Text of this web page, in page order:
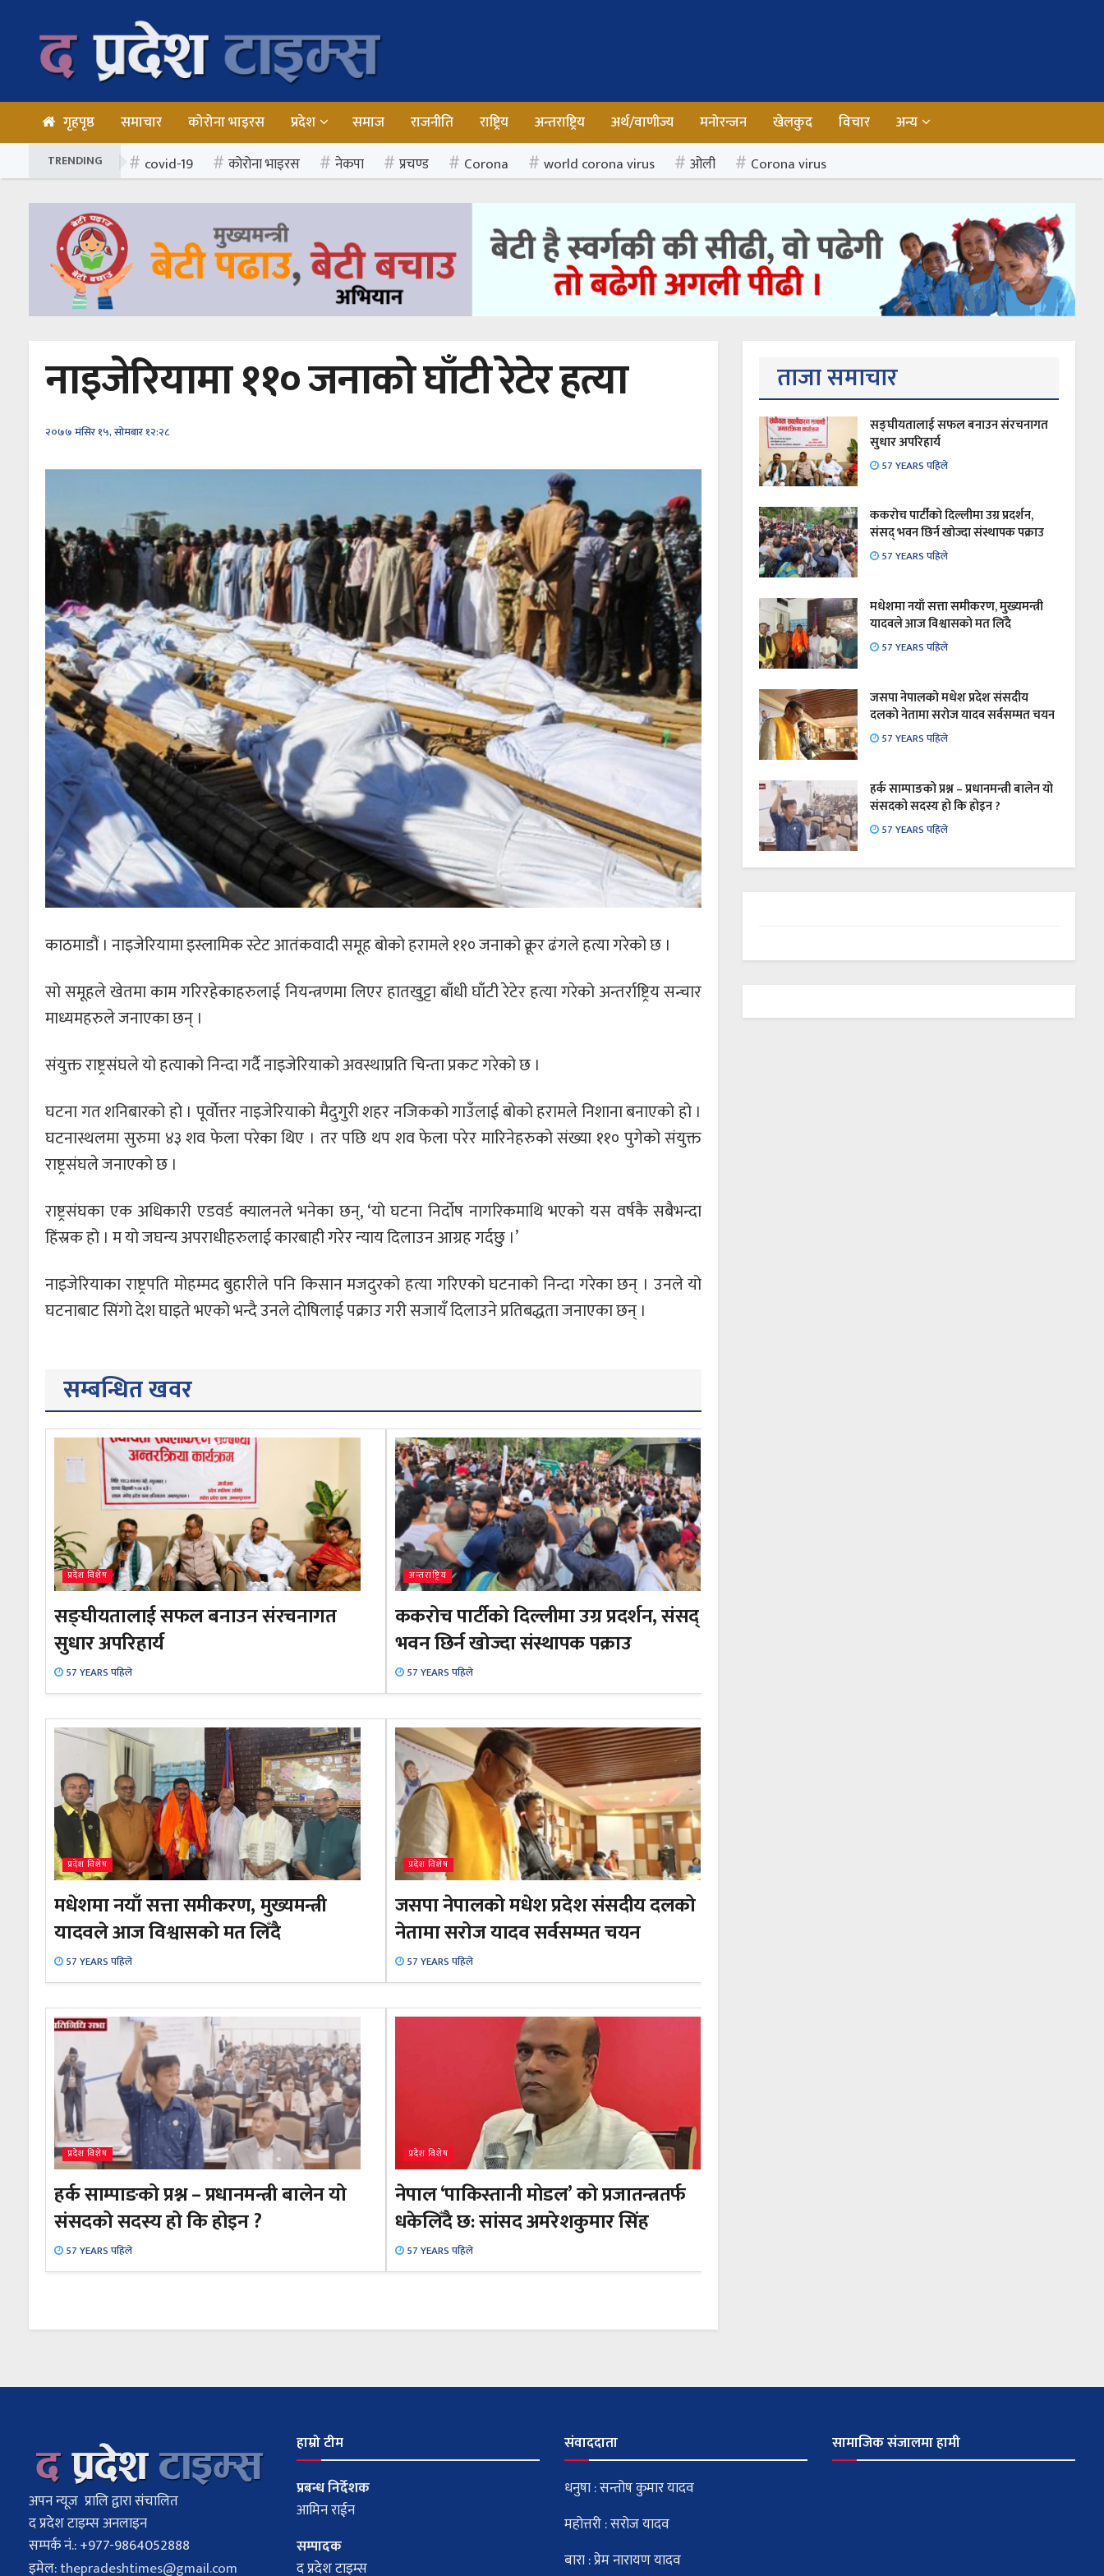
गृहपृष्ठ समाचार कोरोना भाइरस प्रदेश समाज राजनीति राष्ट्रिय अन्तराष्ट्रिय अर्थ/वाणीज्य मनोरन्जन खेलकुद विचार अन्य
TRENDING covid-19 कोरोना भाइरस नेकपा प्रचण्ड Corona world corona virus ओली Corona virus
नाइजेरियामा ११० जनाको घाँटी रेटेर हत्या
२०७७ मंसिर १५, सोमबार १२:२८
काठमाडौं । नाइजेरियामा इस्लामिक स्टेट आतंकवादी समूह बोको हरामले ११० जनाको क्रूर ढंगले हत्या गरेको छ ।
सो समूहले खेतमा काम गरिरहेकाहरुलाई नियन्त्रणमा लिएर हातखुट्टा बाँधी घाँटी रेटेर हत्या गरेको अन्तर्राष्ट्रिय सन्चार
माध्यमहरुले जनाएका छन् ।
संयुक्त राष्ट्रसंघले यो हत्याको निन्दा गर्दै नाइजेरियाको अवस्थाप्रति चिन्ता प्रकट गरेको छ ।
घटना गत शनिबारको हो । पूर्वोत्तर नाइजेरियाको मैदुगुरी शहर नजिकको गाउँलाई बोको हरामले निशाना बनाएको हो ।
घटनास्थलमा सुरुमा ४३ शव फेला परेका थिए । तर पछि थप शव फेला परेर मारिनेहरुको संख्या ११० पुगेको संयुक्त
राष्ट्रसंघले जनाएको छ ।
राष्ट्रसंघका एक अधिकारी एडवर्ड क्यालनले भनेका छन्, ‘यो घटना निर्दोष नागरिकमाथि भएको यस वर्षकै सबैभन्दा
हिंस्रक हो । म यो जघन्य अपराधीहरुलाई कारबाही गरेर न्याय दिलाउन आग्रह गर्दछु ।’
नाइजेरियाका राष्ट्रपति मोहम्मद बुहारीले पनि किसान मजदुरको हत्या गरिएको घटनाको निन्दा गरेका छन् । उनले यो
घटनाबाट सिंगो देश घाइते भएको भन्दै उनले दोषिलाई पक्राउ गरी सजायँ दिलाउने प्रतिबद्धता जनाएका छन् ।
सम्बन्धित खवर
प्रदेश विशेष
सङ्घीयतालाई सफल बनाउन संरचनागत
सुधार अपरिहार्य
57 YEARS पहिले
अन्तराष्ट्रिय
ककरोच पार्टीको दिल्लीमा उग्र प्रदर्शन, संसद्
भवन छिर्न खोज्दा संस्थापक पक्राउ
57 YEARS पहिले
प्रदेश विशेष
मधेशमा नयाँ सत्ता समीकरण, मुख्यमन्त्री
यादवले आज विश्वासको मत लिँदै
57 YEARS पहिले
प्रदेश विशेष
जसपा नेपालको मधेश प्रदेश संसदीय दलको
नेतामा सरोज यादव सर्वसम्मत चयन
57 YEARS पहिले
प्रदेश विशेष
हर्क साम्पाङको प्रश्न – प्रधानमन्त्री बालेन यो
संसदको सदस्य हो कि होइन ?
57 YEARS पहिले
प्रदेश विशेष
नेपाल ‘पाकिस्तानी मोडल’ को प्रजातन्त्रतर्फ
धकेलिँदै छ: सांसद अमरेशकुमार सिंह
57 YEARS पहिले
ताजा समाचार
सङ्घीयतालाई सफल बनाउन संरचनागत
सुधार अपरिहार्य
57 YEARS पहिले
ककरोच पार्टीको दिल्लीमा उग्र प्रदर्शन,
संसद् भवन छिर्न खोज्दा संस्थापक पक्राउ
57 YEARS पहिले
मधेशमा नयाँ सत्ता समीकरण, मुख्यमन्त्री
यादवले आज विश्वासको मत लिँदै
57 YEARS पहिले
जसपा नेपालको मधेश प्रदेश संसदीय
दलको नेतामा सरोज यादव सर्वसम्मत चयन
57 YEARS पहिले
हर्क साम्पाङको प्रश्न – प्रधानमन्त्री बालेन यो
संसदको सदस्य हो कि होइन ?
57 YEARS पहिले
अपन न्यूज प्रालि द्वारा संचालित
द प्रदेश टाइम्स अनलाइन
सम्पर्क नं.: +977-9864052888
इमेल:thepradeshtimes@gmail.com
हाम्रो टीम
प्रबन्ध निर्देशक
आमिन राईन
सम्पादक
द प्रदेश टाइम्स
संवाददाता
धनुषा : सन्तोष कुमार यादव
महोत्तरी : सरोज यादव
बारा : प्रेम नारायण यादव
सामाजिक संजालमा हामी